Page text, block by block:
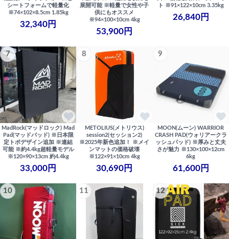
シートフォームで軽量化
※74×102×8.5cm 1.85kg
32,340円
展開可能 ※軽量で女性や子
供にもオススメ
※94×100×10cm 4kg
53,900円
ト ※91×122×10cm 3.35kg
26,840円
7
MadRock(マッドロック) Mad
Pad(マッドパッド) ※日本限
定トポデザイン追加 ※連結
可能 ※約4.4kg超軽量モデル
※120×90×13cm 約4.4kg
33,000円
8
METOLIUS(メトリウス)
session2(セッション2)
※2025年新色追加！ ※メイ
ンマットの価格破壊
※122×91×10cm 4kg
30,690円
9
MOON(ムーン) WARRIOR
CRASH PAD(ウォリアークラ
ッシュパッド) ※厚みと丈夫
さが魅力 ※130×100×12cm
6kg
61,600円
10 11 12